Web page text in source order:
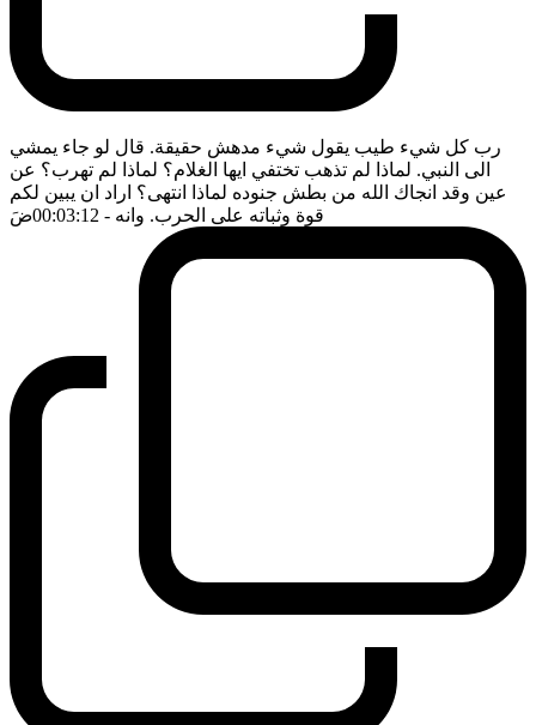
رب كل شيء طيب يقول شيء مدهش حقيقة. قال لو جاء يمشي
الى النبي. لماذا لم تذهب تختفي ايها الغلام؟ لماذا لم تهرب؟ عن
عين وقد انجاك الله من بطش جنوده لماذا انتهى؟ اراد ان يبين لكم
قوة وثباته على الحرب. وانه - 00:03:12 ضَ